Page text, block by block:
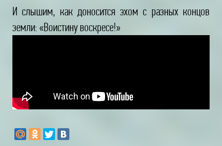
И слышим, как доносится эхом с разных концов
земли: «Воистину воскресе!»